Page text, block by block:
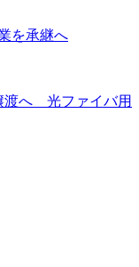
を承継へ
渡へ 光ファイバ用